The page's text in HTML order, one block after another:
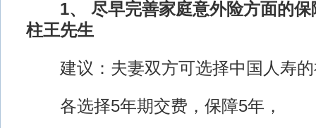
1、 尽早完善家庭意外险方面的保
柱王先生
建议：夫妻双方可选择中国人寿的
各选择5年期交费，保障5年，